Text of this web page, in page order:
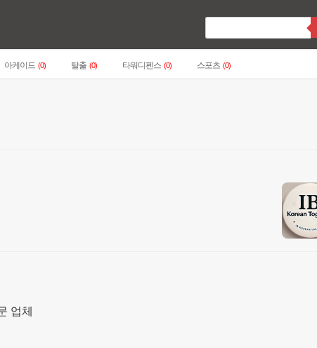
아케이드 (0) 탈출 (0) 타워디펜스 (0) 스포츠 (0)
업체